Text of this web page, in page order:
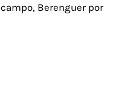
Berenguer por